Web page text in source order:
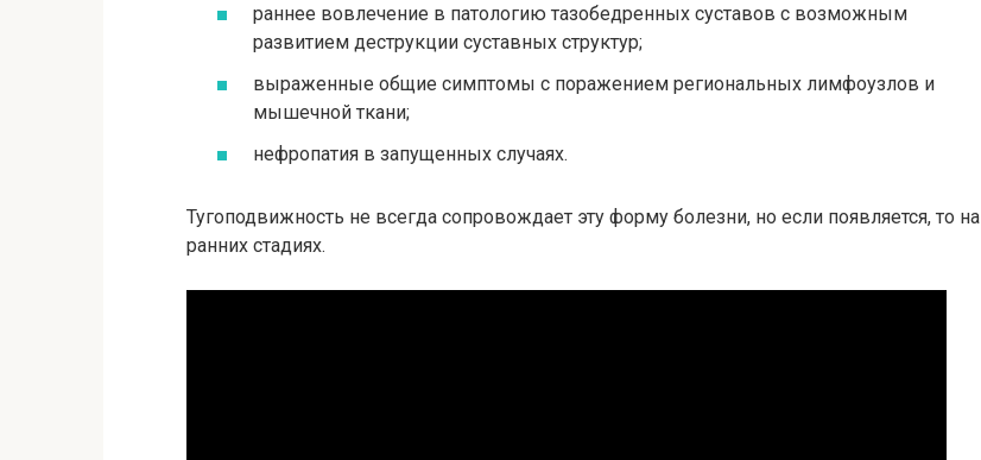
раннее вовлечение в патологию тазобедренных суставов с возможным
развитием деструкции суставных структур;
выраженные общие симптомы с поражением региональных лимфоузлов и
мышечной ткани;
нефропатия в запущенных случаях.
Тугоподвижность не всегда сопровождает эту форму болезни, но если появляется, то на
ранних стадиях.